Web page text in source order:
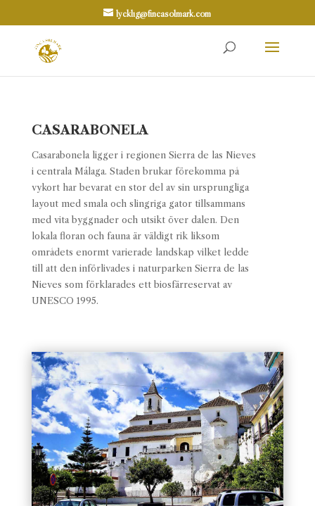
lycklig@fincasolmark.com
CASARABONELA
Casarabonela ligger i regionen Sierra de las Nieves
i centrala Málaga. Staden brukar förekomma på
vykort har bevarat en stor del av sin ursprungliga
layout med smala och slingriga gator tillsammans
med vita byggnader och utsikt över dalen. Den
lokala floran och fauna är väldigt rik liksom
områdets enormt varierade landskap vilket ledde
till att den införlivades i naturparken Sierra de las
Nieves som förklarades ett biosfärreservat av
UNESCO 1995.